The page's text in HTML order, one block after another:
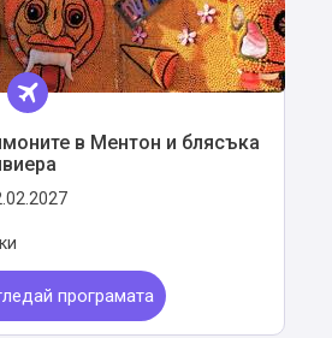
в Ментон и блясъка
програмата